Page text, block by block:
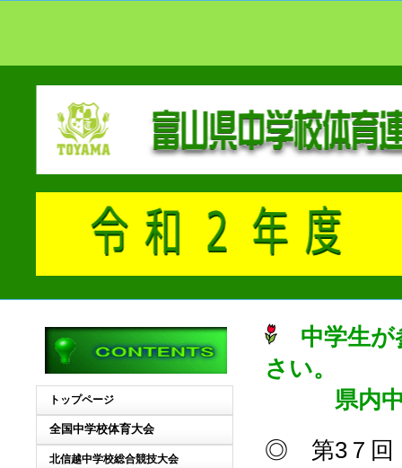
中学生が
さい。
県内中学
◎ 第3７回
トップページ
全国中学校体育大会
北信越中学校総合競技大会